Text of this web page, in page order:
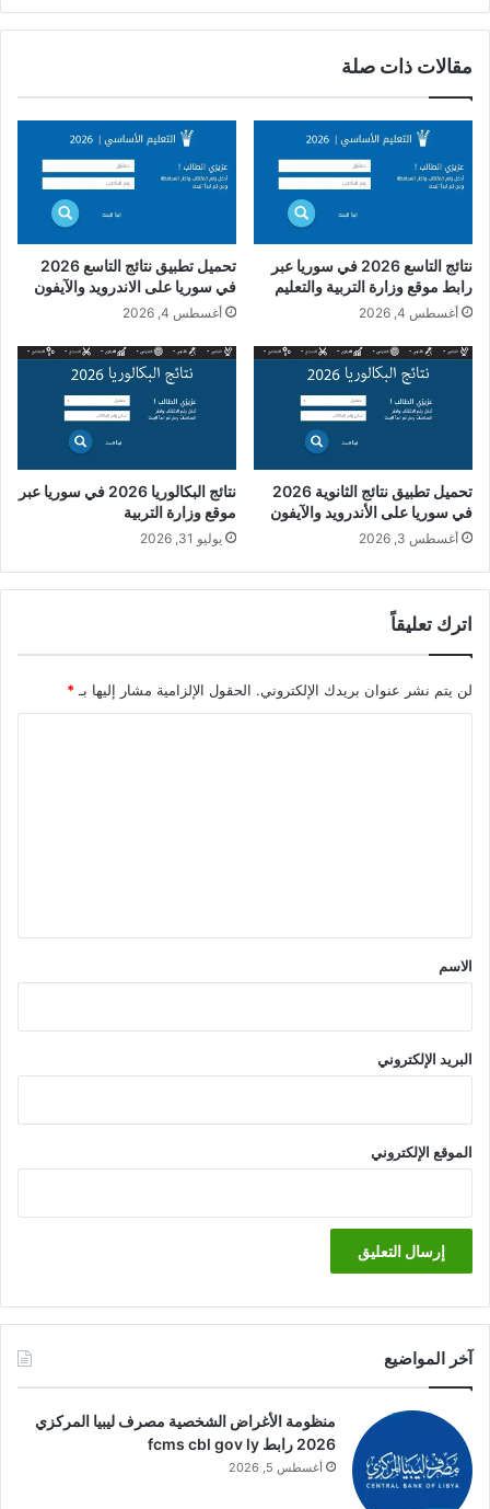
مقالات ذات صلة
نتائج التاسع 2026 في سوريا عبر
رابط موقع وزارة التربية والتعليم
أغسطس 4, 2026
تحميل تطبيق نتائج التاسع 2026
في سوريا على الاندرويد والآيفون
أغسطس 4, 2026
تحميل تطبيق نتائج الثانوية 2026
في سوريا على الأندرويد والآيفون
أغسطس 3, 2026
نتائج البكالوريا 2026 في سوريا عبر
موقع وزارة التربية
يوليو 31, 2026
اترك تعليقاً
لن يتم نشر عنوان بريدك الإلكتروني. الحقول الإلزامية مشار إليها بـ *
*
الاسم
البريد الإلكتروني
الموقع الإلكتروني
آخر المواضيع
منظومة الأغراض الشخصية مصرف ليبيا المركزي
2026 رابط fcms cbl gov ly
أغسطس 5, 2026